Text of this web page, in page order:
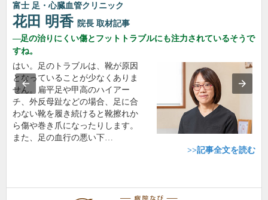
富士 足・心臓血管クリニック
花田 明香 院長 取材記事
足の治りにくい傷とフットトラブルにも注力されているそうで
すね。
はい。足のトラブルは、靴が原因
となっていることが少なくありま
せん。扁平足や甲高のハイアー
チ、外反母趾などの場合、足に合
わない靴を履き続けると靴擦れか
ら傷や巻き爪になったりします。
また、足の血行の悪い下…
>>記事全文を読む